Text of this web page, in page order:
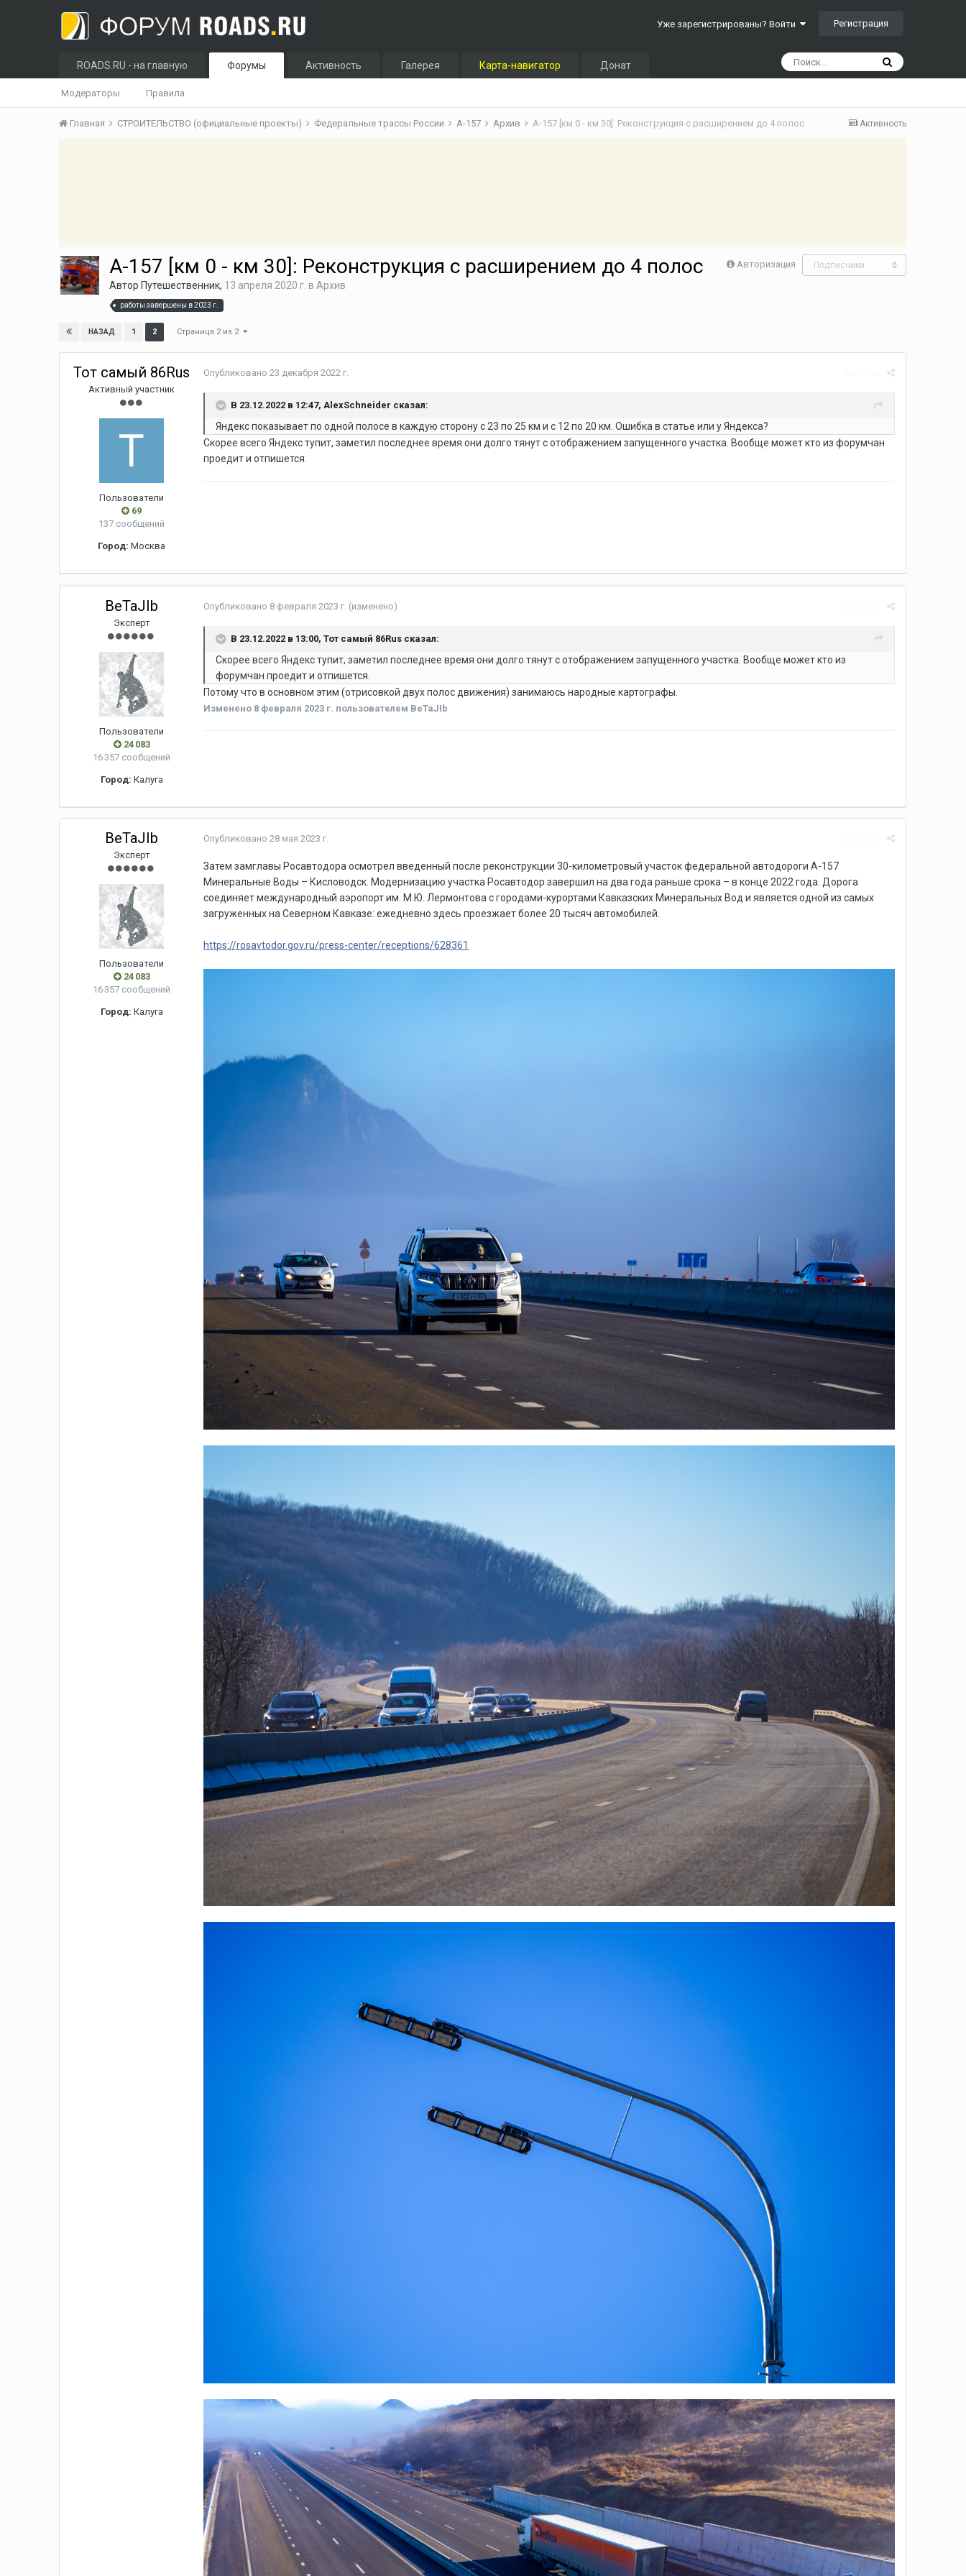
Уже зарегистрированы? Войти Регистрация
ROADS.RU - на главную Форумы
Модераторы Правила
Активность Галерея Карта-навигатор Донат
Активность
Главная СТРОИТЕЛЬСТВО (официальные проекты) Федеральные трассы России А-157 Архив А-157 [км 0 - км 30]: Реконструкция с расширением до 4 полос
Авторизация Подписчики 0
А-157 [км 0 - км 30]: Реконструкция с расширением до 4 полос
Автор Путешественник, 13 апреля 2020 г. в Архив
работы завершены в 2023 г.
НАЗАД 1 2 Страница 2 из 2
Тот самый 86Rus
Активный участник
Пользователи
69
137 сообщений
Город: Москва
Опубликовано23 декабря 2022 г.
В 23.12.2022 в 12:47, AlexSchneider сказал:
Яндекс показывает по одной полосе в каждую сторону с 23 по 25 км и с 12 по 20 км. Ошибка в статье или у Яндекса?
Скорее всего Яндекс тупит, заметил последнее время они долго тянут с отображением запущенного участка. Вообще может кто из форумчан
проедит и отпишется.
BeTaJIb
Эксперт
Пользователи
24 083
16 357 сообщений
Город: Калуга
Опубликовано 8 февраля 2023 г. (изменено)
В 23.12.2022 в 13:00,Тот самый 86Rus сказал:
Скорее всего Яндекс тупит, заметил последнее время они долго тянут с отображением запущенного участка. Вообще может кто из
форумчан проедит и отпишется.
Потому что в основном этим (отрисовкой двух полос движения) занимаюсь народные картографы.
Изменено 8 февраля 2023 г. пользователем BeTaJIb
BeTaJIb
Эксперт
Пользователи
24 083
16 357 сообщений
Город: Калуга
Опубликовано28 мая 2023 г.
Затем замглавы Росавтодора осмотрел введенный после реконструкции 30-километровый участок федеральной автодороги А-157
Минеральные Воды – Кисловодск. Модернизацию участка Росавтодор завершил на два года раньше срока – в конце 2022 года. Дорога
соединяет международный аэропорт им. М.Ю. Лермонтова с городами-курортами Кавказских Минеральных Вод и является одной из самых
загруженных на Северном Кавказе: ежедневно здесь проезжает более 20 тысяч автомобилей.
https://rosavtodor.gov.ru/press-center/receptions/628361